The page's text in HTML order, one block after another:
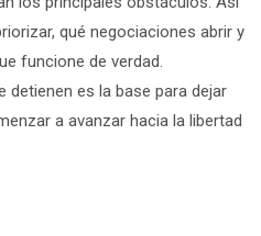
qué negociaciones abrir y
funcione de verdad.
es la base para dejar
a avanzar hacia la libertad